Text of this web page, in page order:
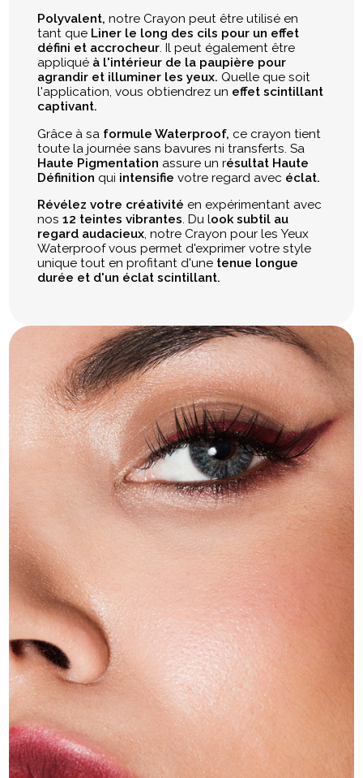
Polyvalent,notre Crayon peut être utilisé en
tant que Liner le long des cils pour un effet
défini et accrocheur. Il peut également être
appliqué à l'intérieur de la paupière pour
agrandir et illuminer les yeux. Quelle que soit
l'application, vous obtiendrez un effet scintillant
captivant.
Grâce à sa formule Waterproof, ce crayon tient
toute la journée sans bavures ni transferts. Sa
Haute Pigmentation assure un résultat Haute
Définition qui intensifie votre regard avec éclat.
Révélez votre créativité en expérimentant avec
nos12 teintes vibrantes. Du look subtil au
regard audacieux, notre Crayon pour les Yeux
Waterproof vous permet d'exprimer votre style
unique tout en profitant d'une tenue longue
durée et d'un éclat scintillant.